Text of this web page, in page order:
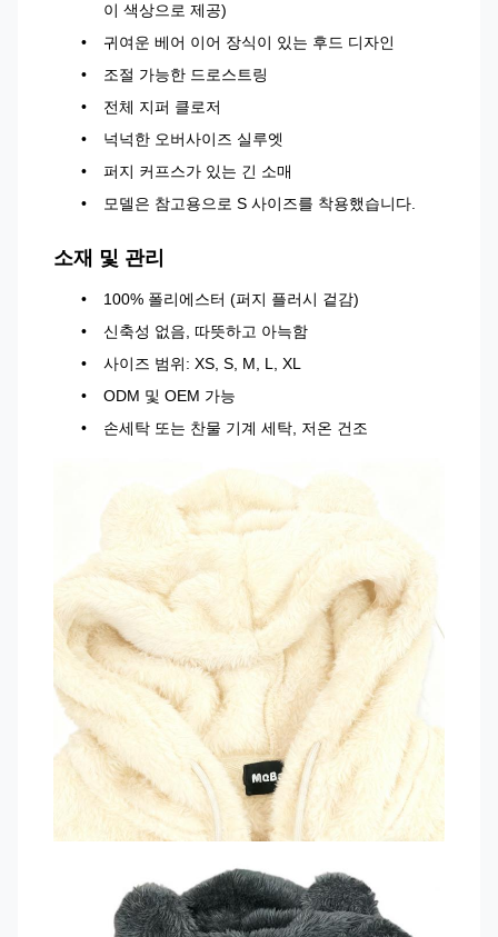
이 색상으로 제공)
귀여운 베어 이어 장식이 있는 후드 디자인
조절 가능한 드로스트링
전체 지퍼 클로저
넉넉한 오버사이즈 실루엣
퍼지 커프스가 있는 긴 소매
모델은 참고용으로 S 사이즈를 착용했습니다.
소재 및 관리
100% 폴리에스터 (퍼지 플러시 겉감)
신축성 없음, 따뜻하고 아늑함
사이즈 범위: XS, S, M, L, XL
ODM 및 OEM 가능
손세탁 또는 찬물 기계 세탁, 저온 건조